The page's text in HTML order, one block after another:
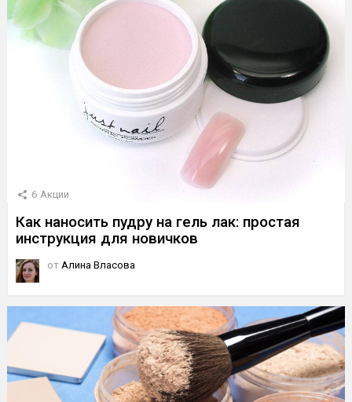
6 Акции
Как наносить пудру на гель лак: простая
инструкция для новичков
от Алина Власова